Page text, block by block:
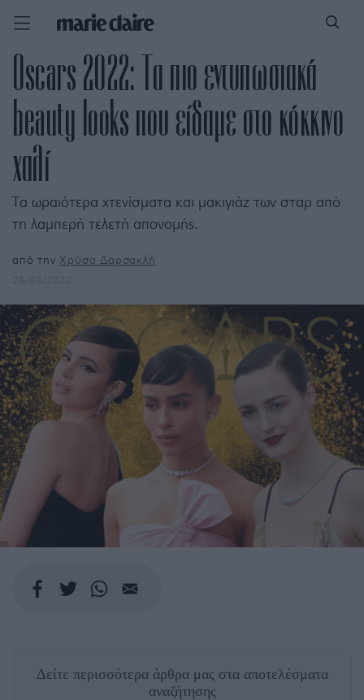
Oscars 2022: Τα πιο εντυπωσιακά
beauty looks που είδαμε στο κόκκινο
χαλί
Τα ωραιότερα χτενίσματα και μακιγιάζ των σταρ από
τη λαμπερή τελετή απονομής.
από τηνΧρύσα Δαρσακλή
Δείτε περισσότερα άρθρα μας στα αποτελέσματα
αναζήτησης